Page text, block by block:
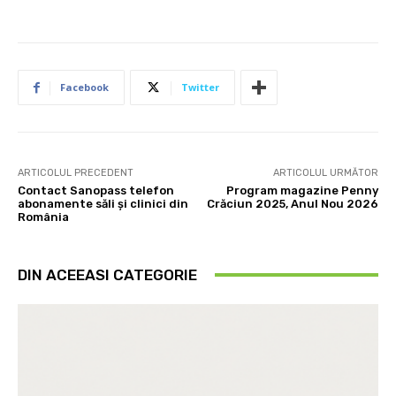
Facebook Twitter
ARTICOLUL PRECEDENT
Contact Sanopass telefon
abonamente săli și clinici din
România
ARTICOLUL URMĂTOR
Program magazine Penny
Crăciun 2025, Anul Nou 2026
DIN ACEEASI CATEGORIE